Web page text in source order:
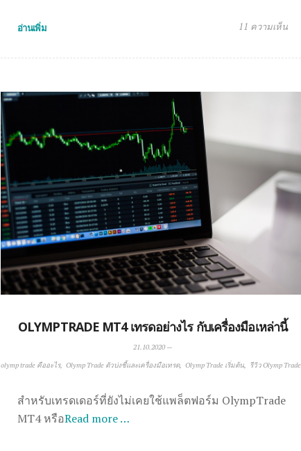
อ่านเพิ่ม 11 ความเห็น
OLYMPTRADE MT4 เทรดอย่างไร กับเครื่องมือเหล่านี้
21.10.2020—
olymp trade คืออะไร
Olymp Trade ตัวบ่งชี้และเครื่องมือเทรด Olymp Trade เริ่มต้น รีวิว Olymp Trade
สำหรับเทรดเดอร์ที่ยังไม่เคยใช้แพล็ตฟอร์ม OlympTrade
MT4 หรือRead more …